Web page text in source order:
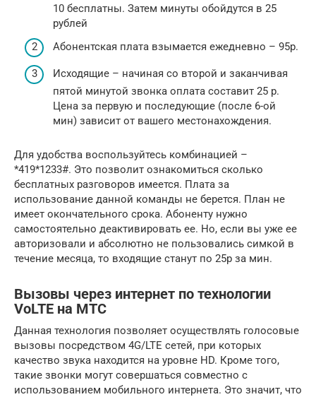
10 бесплатны. Затем минуты обойдутся в 25
рублей
Абонентская плата взымается ежедневно – 95р.
Исходящие – начиная со второй и заканчивая
пятой минутой звонка оплата составит 25 р.
Цена за первую и последующие (после 6-ой
мин) зависит от вашего местонахождения.
Для удобства воспользуйтесь комбинацией –
*419*1233#. Это позволит ознакомиться сколько
бесплатных разговоров имеется. Плата за
использование данной команды не берется. План не
имеет окончательного срока. Абоненту нужно
самостоятельно деактивировать ее. Но, если вы уже ее
авторизовали и абсолютно не пользовались симкой в
течение месяца, то входящие станут по 25р за мин.
Вызовы через интернет по технологии
VoLTE на МТС
Данная технология позволяет осуществлять голосовые
вызовы посредством 4G/LTE сетей, при которых
качество звука находится на уровне HD. Кроме того,
такие звонки могут совершаться совместно с
использованием мобильного интернета. Это значит, что